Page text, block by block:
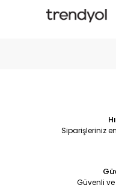
Siparişleriniz
Güvenli